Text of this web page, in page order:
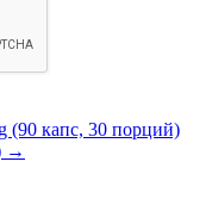
(90 капс, 30 порций)
→